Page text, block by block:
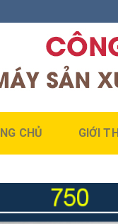
CHỦ GIỚI